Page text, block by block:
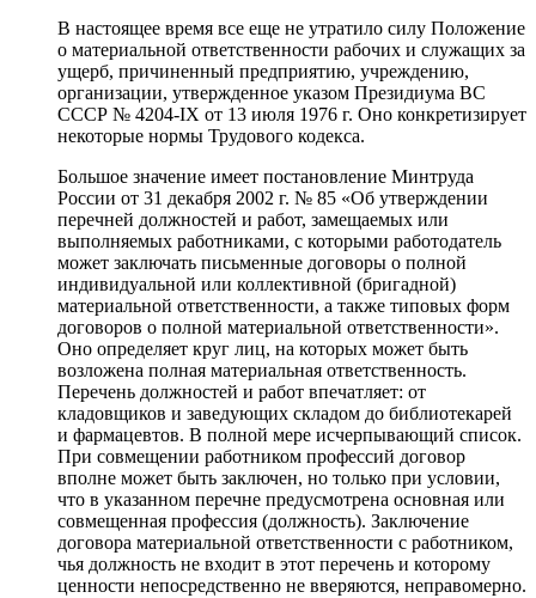
В настоящее время все еще не утратило силу Положение
о материальной ответственности рабочих и служащих за
ущерб, причиненный предприятию, учреждению,
организации, утвержденное указом Президиума ВС
СССР № 4204-IX от 13 июля 1976 г. Оно конкретизирует
некоторые нормы Трудового кодекса.
Большое значение имеет постановление Минтруда
России от 31 декабря 2002 г. № 85 «Об утверждении
перечней должностей и работ, замещаемых или
выполняемых работниками, с которыми работодатель
может заключать письменные договоры о полной
индивидуальной или коллективной (бригадной)
материальной ответственности, а также типовых форм
договоров о полной материальной ответственности».
Оно определяет круг лиц, на которых может быть
возложена полная материальная ответственность.
Перечень должностей и работ впечатляет: от
кладовщиков и заведующих складом до библиотекарей
и фармацевтов. В полной мере исчерпывающий список.
При совмещении работником профессий договор
вполне может быть заключен, но только при условии,
что в указанном перечне предусмотрена основная или
совмещенная профессия (должность). Заключение
договора материальной ответственности с работником,
чья должность не входит в этот перечень и которому
ценности непосредственно не вверяются, неправомерно.